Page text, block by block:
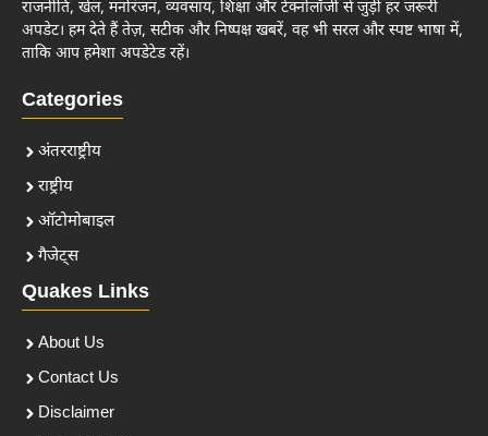
राजनीति, खेल, मनोरंजन, व्यवसाय, शिक्षा और टेक्नोलॉजी से जुड़ी हर जरूरी
अपडेट। हम देते हैं तेज़, सटीक और निष्पक्ष खबरें, वह भी सरल और स्पष्ट भाषा में,
ताकि आप हमेशा अपडेटेड रहें।
Categories
अंतरराष्ट्रीय
राष्ट्रीय
ऑटोमोबाइल
गैजेट्स
Quakes Links
About Us
Contact Us
Disclaimer